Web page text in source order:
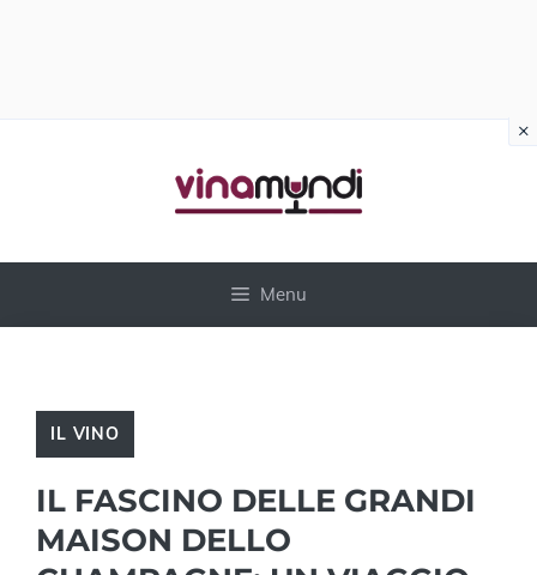
Menu
IL VINO
IL FASCINO DELLE GRANDI
MAISON DELLO
×